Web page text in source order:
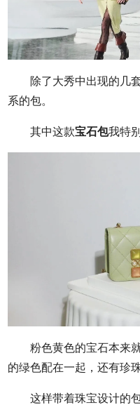
除了大秀中出现的几
系的包。
其中这款宝石包我特
粉色黄色的宝石本来
的绿色配在一起，还有珍
这样带着珠宝设计的